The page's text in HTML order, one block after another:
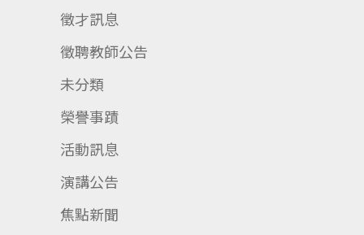
徵才訊息
徵聘教師公告
未分類
榮譽事蹟
活動訊息
演講公告
焦點新聞